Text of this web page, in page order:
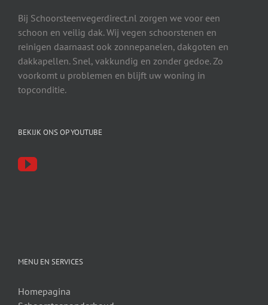
Bij Schoorsteenvegerdirect.nl zorgen we voor een
schoon en veilig dak. Wij vegen schoorstenen en
reinigen daarnaast ook zonnepanelen, dakgoten en
dakkapellen. Snel, vakkundig en zonder gedoe. Zo
voorkomt u problemen en blijft uw woning in
topconditie.
BEKIJK ONS OP YOUTUBE
MENU EN SERVICES
Homepagina